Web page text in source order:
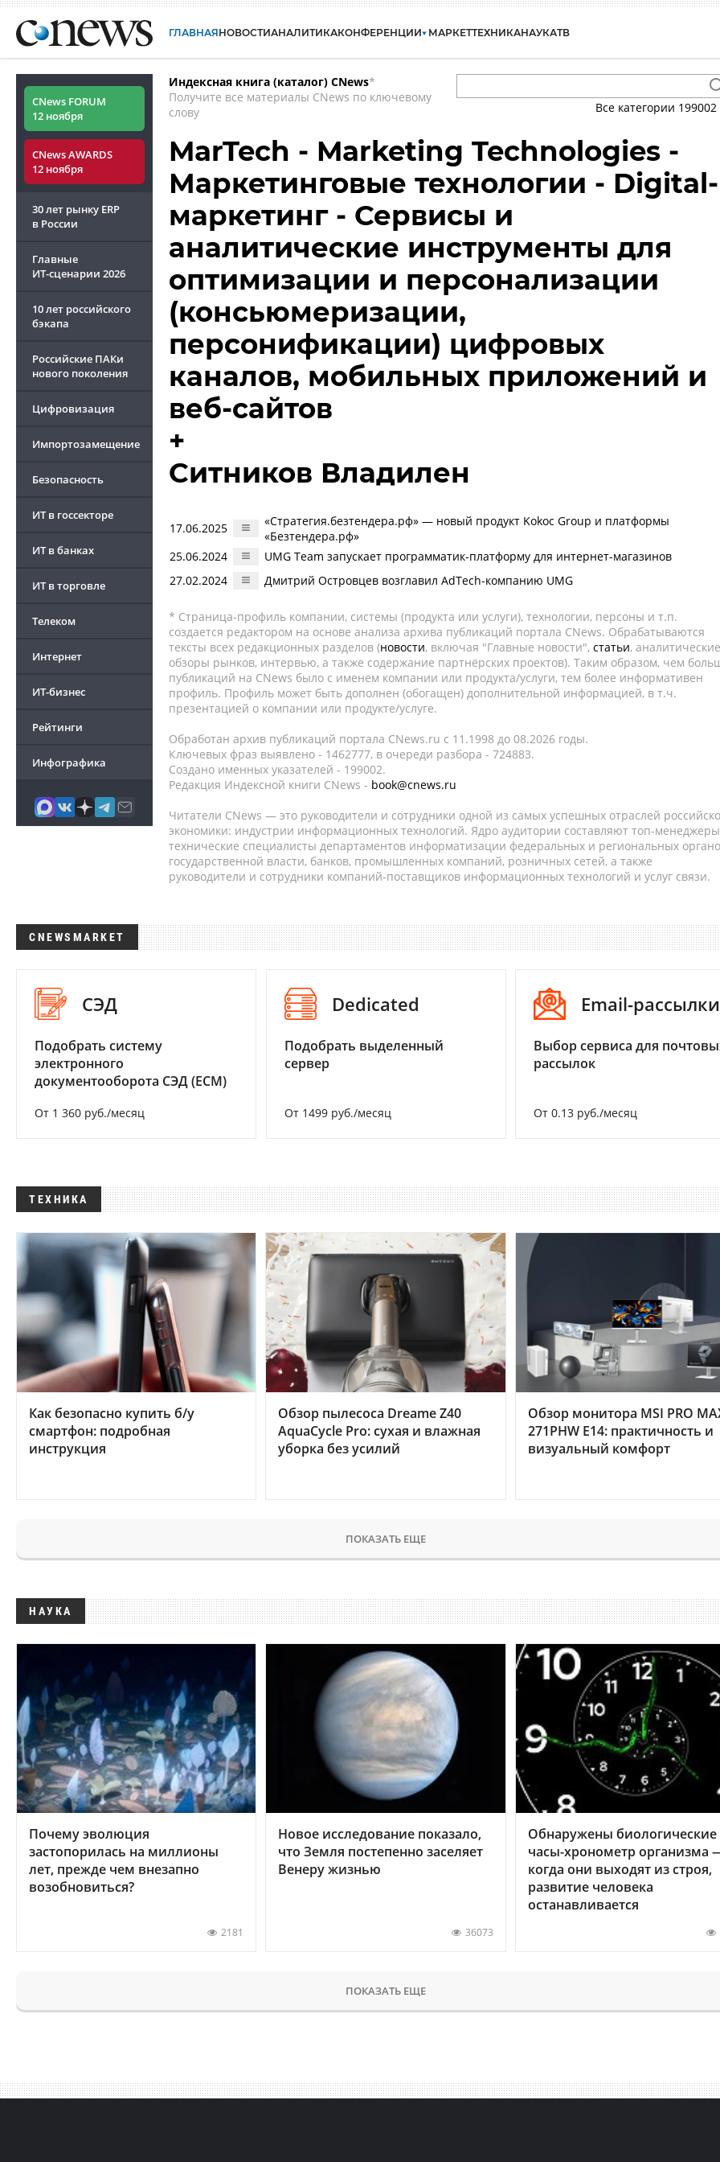
ГЛАВНАЯНОВОСТИАНАЛИТИКАКОНФЕРЕНЦИИ МАРКЕТТЕХНИКАНАУКАТВ
CNews FORUM
12 ноября
CNews AWARDS
12 ноября
30 лет рынку ERP
в России
Главные
ИТ-сценарии 2026
10 лет российского
бэкапа
Российские ПАКи
нового поколения
Цифровизация
Импортозамещение
Безопасность
ИТ в госсекторе
ИТ в банках
ИТ в торговле
Телеком
Интернет
ИТ-бизнес
Рейтинги
Инфографика
Индексная книга (каталог) CNews*
Получите все материалы CNews по ключевому
слову
Все категории 199002
MarTech - Marketing Technologies -
Маркетинговые технологии - Digital-
маркетинг - Сервисы и
аналитические инструменты для
оптимизации и персонализации
(консьюмеризации,
персонификации) цифровых
каналов, мобильных приложений и
веб-сайтов
+
Ситников Владилен
17.06.2025
«Стратегия.безтендера.рф» — новый продукт Kokoc Group и платформы
«Безтендера.рф»
25.06.2024
UMG Team запускает программатик-платформу для интернет-магазинов
27.02.2024
Дмитрий Островцев возглавил AdTech-компанию UMG
* Страница-профиль компании, системы (продукта или услуги), технологии, персоны и т.п.
создается редактором на основе анализа архива публикаций портала CNews. Обрабатываются
тексты всех редакционных разделов (новости, включая "Главные новости", статьи, аналитические
обзоры рынков, интервью, а также содержание партнёрских проектов). Таким образом, чем
публикаций на CNews было с именем компании или продукта/услуги, тем более информативен
профиль. Профиль может быть дополнен (обогащен) дополнительной информацией, в т.ч.
презентацией о компании или продукте/услуге.
Обработан архив публикаций портала CNews.ru c 11.1998 до 08.2026 годы.
Ключевых фраз выявлено - 1462777, в очереди разбора - 724883.
Создано именных указателей - 199002.
Редакция Индексной книги CNews - book@cnews.ru
Читатели CNews — это руководители и сотрудники одной из самых успешных отраслей
экономики: индустрии информационных технологий. Ядро аудитории составляют топ-
технические специалисты департаментов информатизации федеральных и региональных
государственной власти, банков, промышленных компаний, розничных сетей, а также
руководители и сотрудники компаний-поставщиков информационных технологий и услуг связи.
CNEWSMARKET
СЭД
Подобрать систему
электронного
документооборота СЭД (ECM)
От 1 360 руб./месяц
Dedicated
Подобрать выделенный
сервер
От 1499 руб./месяц
Email-рассылки
Выбор сервиса для
рассылок
От 0.13 руб./месяц
ТЕХНИКА
Как безопасно купить б/у
смартфон: подробная
инструкция
Обзор пылесоса Dreame Z40
AquaCycle Pro: сухая и влажная
уборка без усилий
Обзор монитора MSI PRO
271PHW E14: практичность и
визуальный комфорт
ПОКАЗАТЬ ЕЩЕ
НАУКА
Почему эволюция
застопорилась на миллионы
лет, прежде чем внезапно
возобновиться?
2181
Новое исследование показало,
что Земля постепенно заселяет
Венеру жизнью
36073
Обнаружены биологические
часы-хронометр организма
когда они выходят из строя,
развитие человека
останавливается
ПОКАЗАТЬ ЕЩЕ